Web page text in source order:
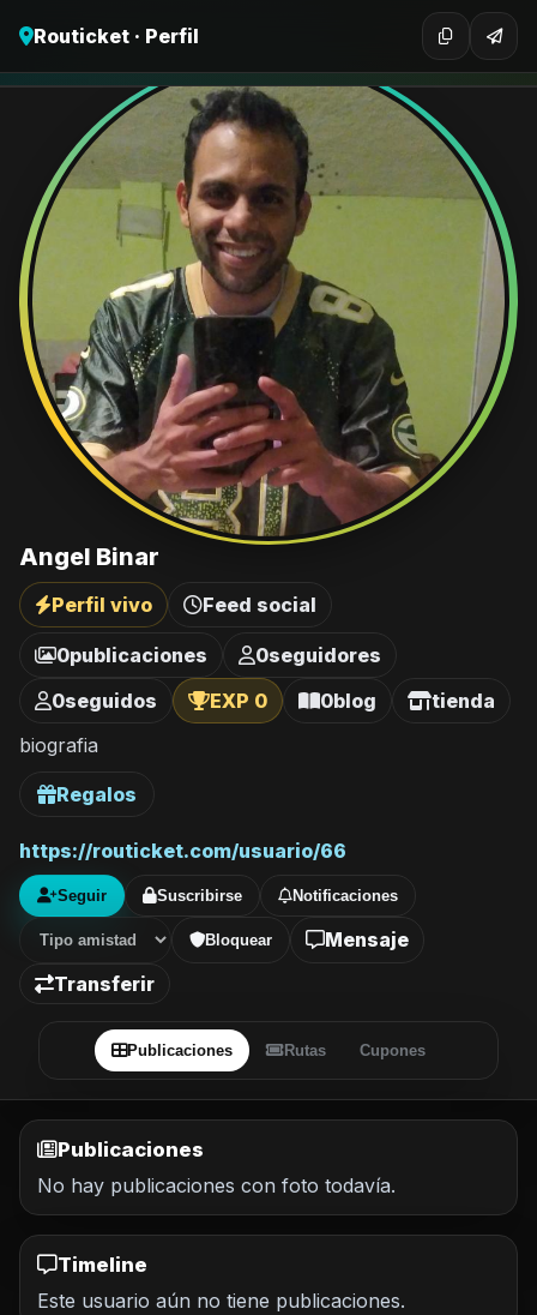
Routicket · Perfil
Angel Binar
Perfil vivo Feed social
0publicaciones 0seguidores
0seguidos EXP 0 0blog
tienda
biografia
Regalos
https://routicket.com/usuario/66
Seguir Suscribirse Notificaciones
Bloquear
Mensaje
Transferir
Publicaciones Rutas Cupones
Publicaciones
No hay publicaciones con foto todavía.
Timeline
Este usuario aún no tiene publicaciones.